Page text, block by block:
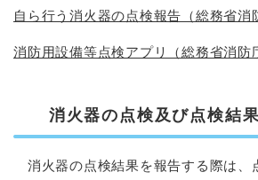
自ら行う消火器の点検報告（総務省消
消防用設備等点検アプリ（総務省消防
消火器の点検及び点検結
消火器の点検結果を報告する際は、